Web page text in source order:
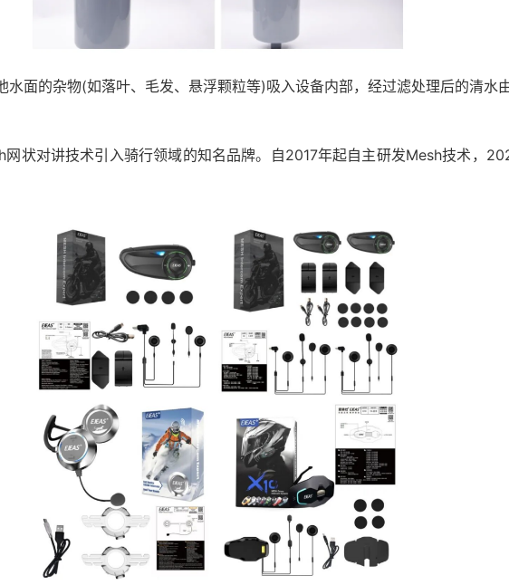
面的杂物(如落叶、毛发、悬浮颗粒等)吸入设备内部，经过滤处理后的清水
状对讲技术引入骑行领域的知名品牌。自2017年起自主研发Mesh技术，